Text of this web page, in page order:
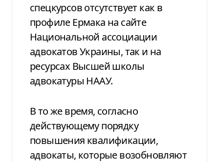
спецкурсов отсутствует как в
профиле Ермака на сайте
Национальной ассоциации
адвокатов Украины, так и на
ресурсах Высшей школы
адвокатуры НААУ.
В то же время, согласно
действующему порядку
повышения квалификации,
адвокаты, которые возобновляют